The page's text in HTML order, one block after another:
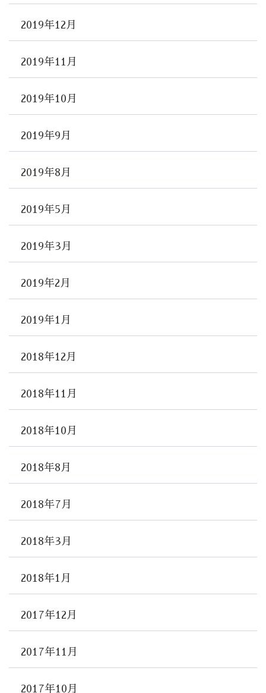
2019年12月
2019年11月
2019年10月
2019年9月
2019年8月
2019年5月
2019年3月
2019年2月
2019年1月
2018年12月
2018年11月
2018年10月
2018年8月
2018年7月
2018年3月
2018年1月
2017年12月
2017年11月
2017年10月